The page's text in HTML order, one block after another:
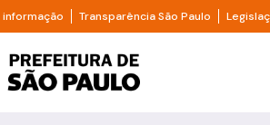
principalDivisor de acesso à informação
Transparência São Paulo Divisor
de São